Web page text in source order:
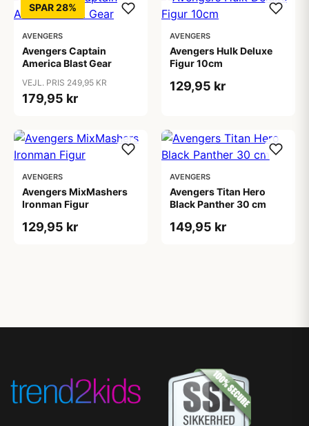
SPAR 28%
AVENGERS
Avengers Captain
America Blast Gear
VEJL. PRIS 249,95 KR
179,95 kr
AVENGERS
Avengers Hulk Deluxe
Figur 10cm
129,95 kr
AVENGERS
Avengers MixMashers
Ironman Figur
129,95 kr
AVENGERS
Avengers Titan Hero
Black Panther 30 cm
149,95 kr